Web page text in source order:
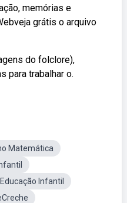
memórias e
grátis o arquivo
do folclore),
para trabalhar o.
Matemática
Infantil